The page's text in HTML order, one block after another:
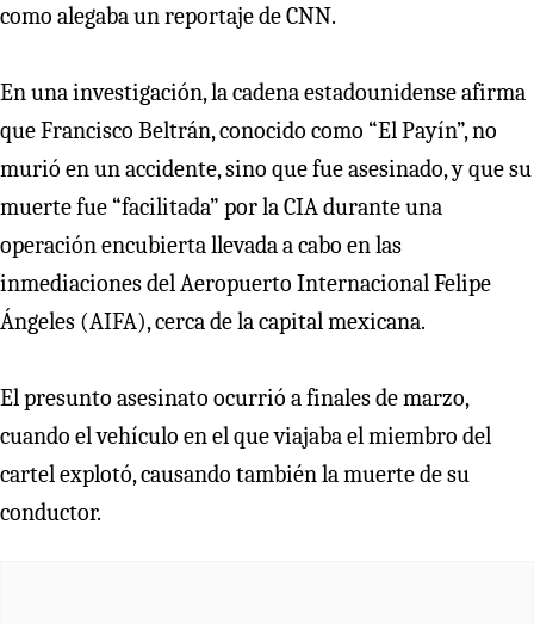
como alegaba un reportaje de CNN.
En una investigación, la cadena estadounidense afirma
que Francisco Beltrán, conocido como “El Payín”, no
murió en un accidente, sino que fue asesinado, y que su
muerte fue “facilitada” por la CIA durante una
operación encubierta llevada a cabo en las
inmediaciones del Aeropuerto Internacional Felipe
Ángeles (AIFA), cerca de la capital mexicana.
El presunto asesinato ocurrió a finales de marzo,
cuando el vehículo en el que viajaba el miembro del
cartel explotó, causando también la muerte de su
conductor.